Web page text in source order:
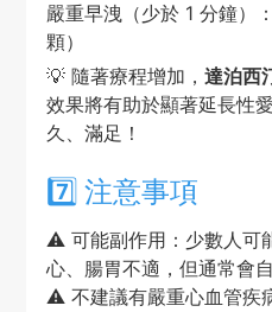
嚴重早洩（少於 1 分鐘）
顆）
💡 隨著療程增加， 達泊西
效果將有助於顯著延長性
久、滿足！
7️⃣ 注意事項
⚠️ 可能副作用：少數人可
心、腸胃不適，但通常會自
⚠️ 不建議有嚴重心血管疾